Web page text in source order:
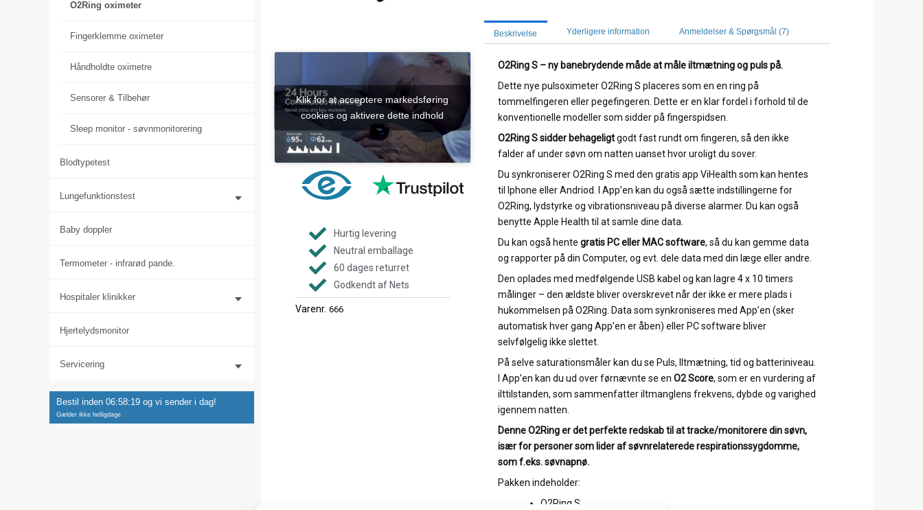
O2Ring oximeter
Fingerklemme oximeter
Håndholdte oximetre
Sensorer & Tilbehør
Sleep monitor - søvnmonitorering
Blodtypetest
Lungefunktionstest
Baby doppler
Termometer - infrarød pande.
Hospitaler klinikker
Hjertelydsmonitor
Servicering
Bestil inden 06:58:19 og vi sender i dag!
Gælder ikke helligdage
Klik for at acceptere markedsføring
cookies og aktivere dette indhold
Hurtig levering
Neutral emballage
60 dages returret
Godkendt af Nets
Varenr. 666
Beskrivelse Yderligere information Anmeldelser & Spørgsmål (7)
O2Ring S – ny banebrydende måde at måle iltmætning og puls på.
Dette nye pulsoximeter O2Ring S placeres som en en ring på
tommelfingeren eller pegefingeren. Dette er en klar fordel i forhold til de
konventionelle modeller som sidder på fingerspidsen.
O2Ring S sidder behageligtgodt fast rundt om fingeren, så den ikke
falder af under søvn om natten uanset hvor uroligt du sover.
Du synkroniserer O2Ring S med den gratis app ViHealth som kan hentes
til Iphone eller Andriod. I App’en kan du også sætte indstillingerne for
O2Ring, lydstyrke og vibrationsniveau på diverse alarmer. Du kan også
benytte Apple Health til at samle dine data.
Du kan også hente gratis PC eller MAC software, så du kan gemme data
og rapporter på din Computer, og evt. dele data med din læge eller andre.
Den oplades med medfølgende USB kabel og kan lagre 4 x 10 timers
målinger – den ældste bliver overskrevet når der ikke er mere plads i
hukommelsen på O2Ring. Data som synkroniseres med App’en (sker
automatisk hver gang App’en er åben) eller PC software bliver
selvfølgelig ikke slettet.
På selve saturationsmåler kan du se Puls, Iltmætning, tid og batteriniveau.
I App’en kan du ud over førnævnte se en O2 Score, som er en vurdering af
ilttilstanden, som sammenfatter iltmanglens frekvens, dybde og varighed
igennem natten.
Denne O2Ring er det perfekte redskab til at tracke/monitorere din søvn,
især for personer som lider af søvnrelaterede respirationssygdomme,
som f.eks. søvnapnø.
Pakken indeholder:
O2Ring S